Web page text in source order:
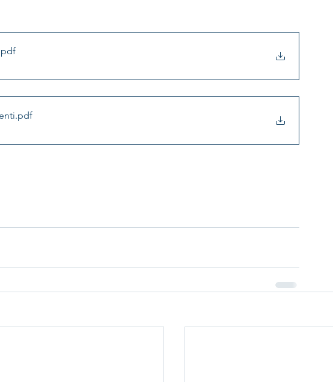
.pdf